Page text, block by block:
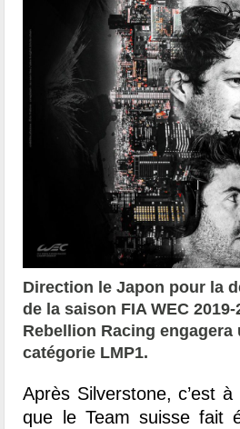
Direction le Japon pour la
de la saison FIA WEC 2019-
Rebellion Racing engagera
catégorie LMP1.
Après Silverstone, c’est
que le Team suisse fait